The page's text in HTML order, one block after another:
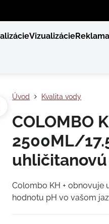
Vizualizácie
Úvod Kvalita vody
COLOMBO
2500ML/
Colombo KH + obnovuje
hodnotu pH vo vašom